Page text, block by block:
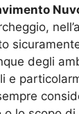
degli
e